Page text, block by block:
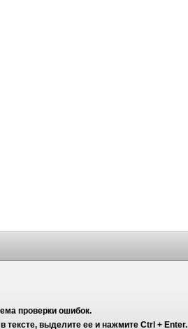
проверки ошибок.
тексте, выделите ее и нажмите Ctrl + Enter.